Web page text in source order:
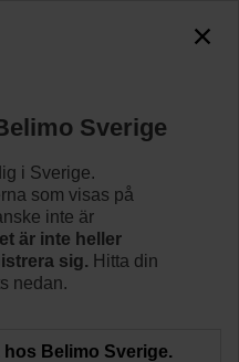
SZ-TPCSverige
i Sverige.
som visas på
inte är
är inte heller
sig. Hitta din
nedan.
Belimo Sverige.